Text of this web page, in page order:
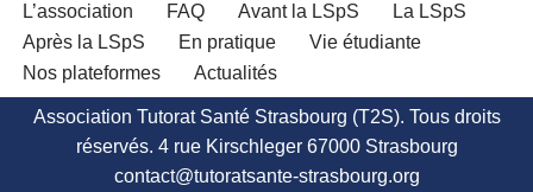
L’association FAQ Avant la LSpS
La LSpS
Après la LSpS
En pratique
Vie étudiante
Nos plateformes
Actualités
Association Tutorat Santé Strasbourg (T2S). Tous droits
réservés. 4 rue Kirschleger 67000 Strasbourg
contact@tutoratsante-strasbourg.org